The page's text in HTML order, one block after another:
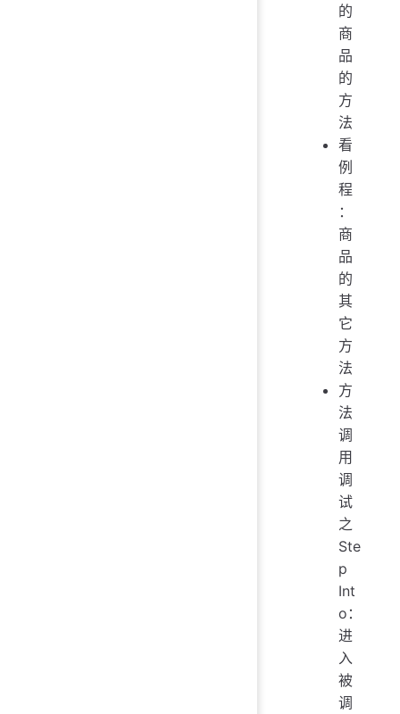
的
商
品
的
方
法
看
例
程
：
商
品
的
其
它
方
法
方
法
调
用
调
试
之
Ste
p
Int
o：
进
入
被
调